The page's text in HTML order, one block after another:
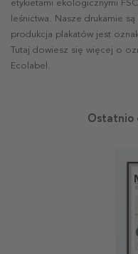
etykietami ekologicznymi
leśnictwa. Nasze drukarnie
produkcja plakatów jest
Tutaj dowiesz się więcej o
Ecolabel.
Ostatnio